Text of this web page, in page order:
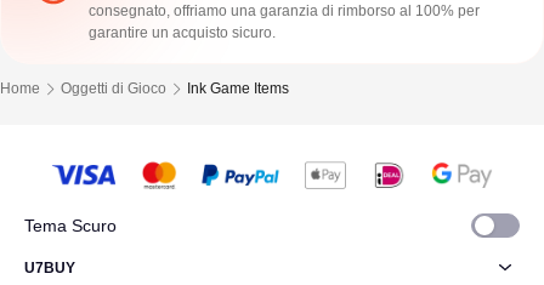
consegnato, offriamo una garanzia di rimborso al 100% per
garantire un acquisto sicuro.
Home Oggetti di Gioco Ink Game Items
Tema Scuro
U7BUY